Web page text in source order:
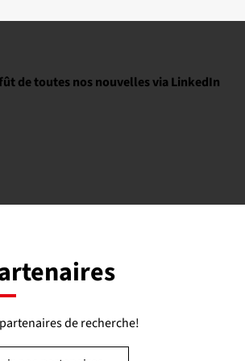
de recherche!
de toutes nos nouvelles via LinkedIn